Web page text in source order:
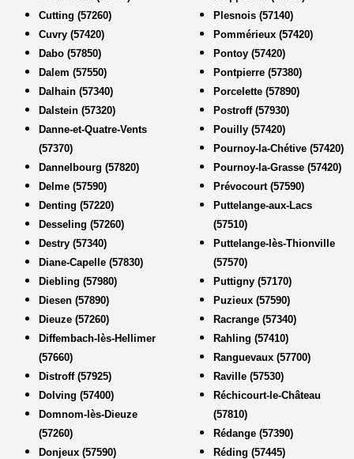
Cutting (57260)
Cuvry (57420)
Dabo (57850)
Dalem (57550)
Dalhain (57340)
Dalstein (57320)
Danne-et-Quatre-Vents
(57370)
Dannelbourg (57820)
Delme (57590)
Denting (57220)
Desseling (57260)
Destry (57340)
Diane-Capelle (57830)
Diebling (57980)
Diesen (57890)
Dieuze (57260)
Diffembach-lès-Hellimer
(57660)
Distroff (57925)
Dolving (57400)
Domnom-lès-Dieuze
(57260)
Donjeux (57590)
Plesnois (57140)
Pommérieux (57420)
Pontoy (57420)
Pontpierre (57380)
Porcelette (57890)
Postroff (57930)
Pouilly (57420)
Pournoy-la-Chétive (57420)
Pournoy-la-Grasse (57420)
Prévocourt (57590)
Puttelange-aux-Lacs
(57510)
Puttelange-lès-Thionville
(57570)
Puttigny (57170)
Puzieux (57590)
Racrange (57340)
Rahling (57410)
Ranguevaux (57700)
Raville (57530)
Réchicourt-le-Château
(57810)
Rédange (57390)
Réding (57445)